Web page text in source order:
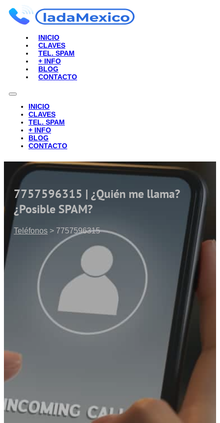
INICIO
CLAVES
TEL. SPAM
+ INFO
BLOG
CONTACTO
INICIO
CLAVES
TEL. SPAM
+ INFO
BLOG
CONTACTO
7757596315 | ¿Quién me llama?
¿Posible SPAM?
Teléfonos > 7757596315